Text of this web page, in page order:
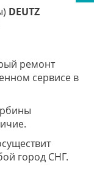
DEUTZ
ремонт
сервисе в
город СНГ.